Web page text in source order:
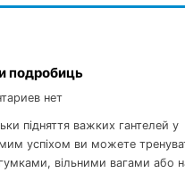
подробиць
нет
підняття важких гантелей у
успіхом ви можете
вільними вагами або